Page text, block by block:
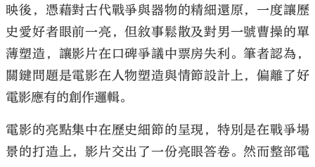
映後，憑藉對古代戰爭與器物的精細還原，一度讓歷
史愛好者眼前一亮，但敘事鬆散及對男一號曹操的單
薄塑造，讓影片在口碑爭議中票房失利。筆者認為，
關鍵問題是電影在人物塑造與情節設計上，偏離了好
電影應有的創作邏輯。
電影的亮點集中在歷史細節的呈現，特別是在戰爭場
景的打造上，影片交出了一份亮眼答卷。然而整部電